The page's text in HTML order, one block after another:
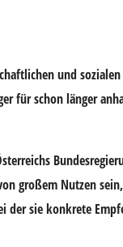
und sozialen
für schon länger
großem Nutzen
der sie konkrete